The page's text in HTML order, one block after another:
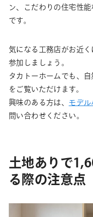
ン、こだわりの住宅性
です。
気になる工務店がお近
参加しましょう。
タカトーホームでも、
をご覧いただけます。
興味のある方は、 モデル
問い合わせください。
土地ありで
る際の注意点